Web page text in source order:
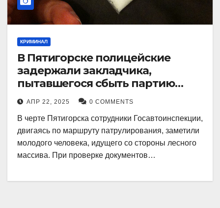
КРИМИНАЛ
В Пятигорске полицейские
задержали закладчика,
пытавшегося сбыть партию
синтетического наркотика
АПР 22, 2025 0 COMMENTS
В черте Пятигорска сотрудники Госавтоинспекции,
двигаясь по маршруту патрулирования, заметили
молодого человека, идущего со стороны лесного
массива. При проверке документов…